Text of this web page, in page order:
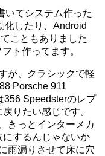
いてシステム作った
化したり、Android
こともありました
ト作ってます。
が、クラシックで軽
Porsche 911
356 Speedsterのレプ
りたい感じです。
きっとインターメカ
するんじゃないか
雨漏りさせて床に穴